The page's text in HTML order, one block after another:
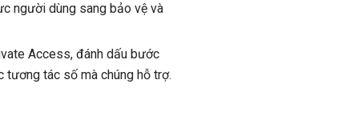
người dùng sang bảo vệ và
Access, đánh dấu bước
tác số mà chúng hỗ trợ.